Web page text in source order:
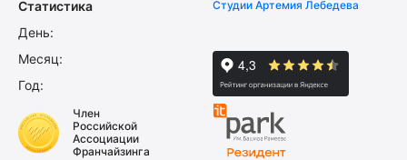
Статистика
День:
Месяц:
Год:
Студии Артемия Лебедева
Член
Российской
Ассоциации
Франчайзинга